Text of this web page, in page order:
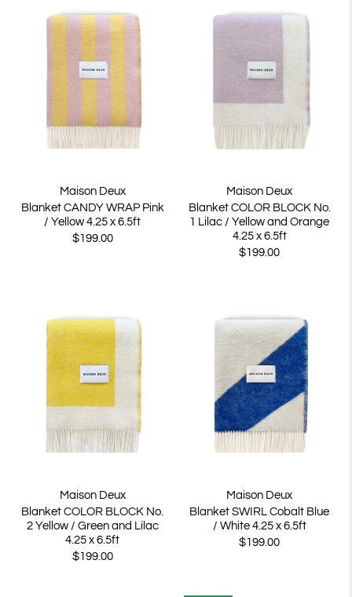
Maison Deux
Blanket CANDY WRAP Pink
/ Yellow 4.25 x 6.5ft
$199.00
Maison Deux
Blanket COLOR BLOCK No.
1 Lilac / Yellow and Orange
4.25 x 6.5ft
$199.00
Maison Deux
Blanket COLOR BLOCK No.
2 Yellow / Green and Lilac
4.25 x 6.5ft
$199.00
Maison Deux
Blanket SWIRL Cobalt Blue
/ White 4.25 x 6.5ft
$199.00